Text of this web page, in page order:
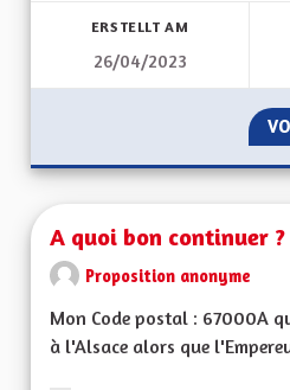
ERSTELLT AM
26/04/2023
A quoi bon continuer ?
Proposition anonyme
Mon Code postal : 67000A
à l'Alsace alors que